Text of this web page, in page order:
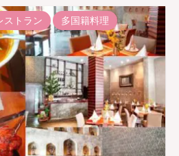
ストラン 多国籍料理